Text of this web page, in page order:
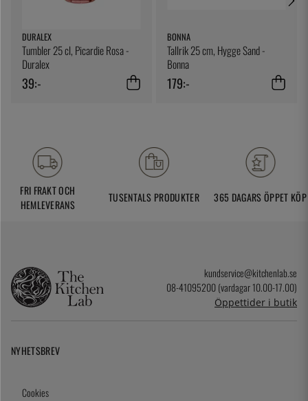
DURALEX
Tumbler 25 cl, Picardie Rosa -
Duralex
39:-
BONNA
Tallrik 25 cm, Hygge Sand -
Bonna
179:-
FRI FRAKT OCH
HEMLEVERANS
TUSENTALS PRODUKTER 365 DAGARS ÖPPET KÖP
kundservice@kitchenlab.se
08-41095200 (vardagar 10.00-17.00)
Öppettider i butik
NYHETSBREV
Cookies